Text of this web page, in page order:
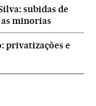
subidas de
minorias
privatizações e